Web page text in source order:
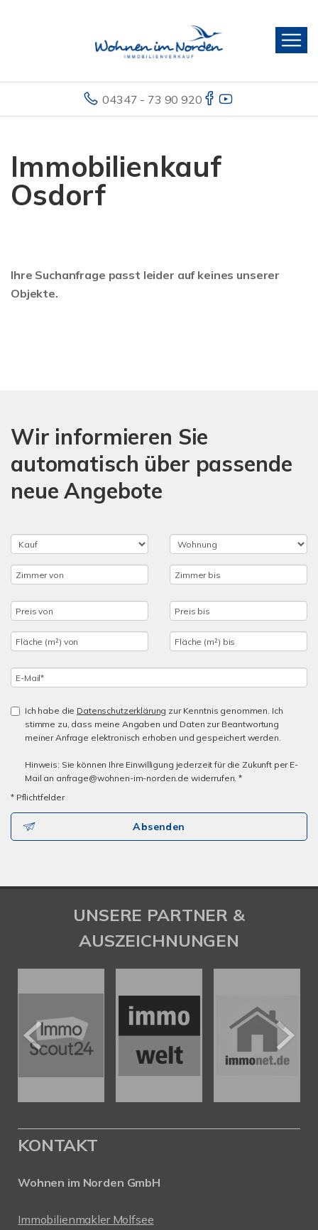
04347 - 73 90 920
Immobilienkauf
Osdorf
Ihre Suchanfrage passt leider auf keines unserer
Objekte.
Wir informieren Sie
automatisch über passende
neue Angebote
Ich habe die Datenschutzerklärung zur Kenntnis genommen. Ich
stimme zu, dass meine Angaben und Daten zur Beantwortung
meiner Anfrage elektronisch erhoben und gespeichert werden.
Hinweis: Sie können Ihre Einwilligung jederzeit für die Zukunft per E-
Mail an anfrage@wohnen-im-norden.de widerrufen. *
* Pflichtfelder
Absenden
UNSERE PARTNER &
AUSZEICHNUNGEN
KONTAKT
Wohnen im Norden GmbH
Immobilienmakler Molfsee